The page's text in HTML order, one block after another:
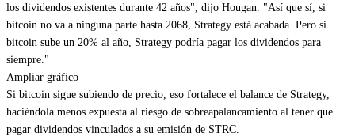
los dividendos existentes durante 42 años", dijo Hougan. "Así que sí, si
bitcoin no va a ninguna parte hasta 2068, Strategy está acabada. Pero si
bitcoin sube un 20% al año, Strategy podría pagar los dividendos para
siempre."
Ampliar gráfico
Si bitcoin sigue subiendo de precio, eso fortalece el balance de Strategy,
haciéndola menos expuesta al riesgo de sobreapalancamiento al tener que
pagar dividendos vinculados a su emisión de STRC.